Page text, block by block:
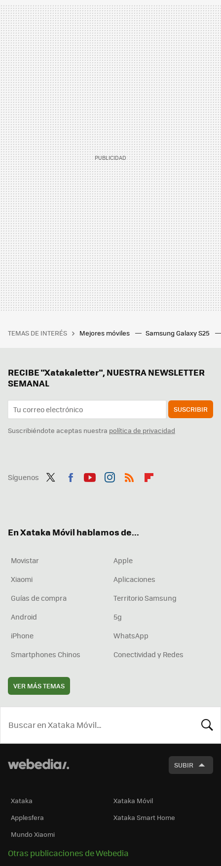
TEMAS DE INTERÉS Mejores móviles Samsung Galaxy S25
RECIBE "Xatakaletter", NUESTRA NEWSLETTER
SEMANAL
SUSCRIBIR
Suscribiéndote aceptas nuestra política de privacidad
Síguenos
En Xataka Móvil hablamos de...
Movistar
Apple
Xiaomi
Aplicaciones
Guías de compra
Territorio Samsung
Android
5g
iPhone
WhatsApp
Smartphones Chinos
Conectividad y Redes
VER MÁS TEMAS
SUBIR
Xataka
Xataka Móvil
Applesfera
Xataka Smart Home
Mundo Xiaomi
Otras publicaciones de Webedia